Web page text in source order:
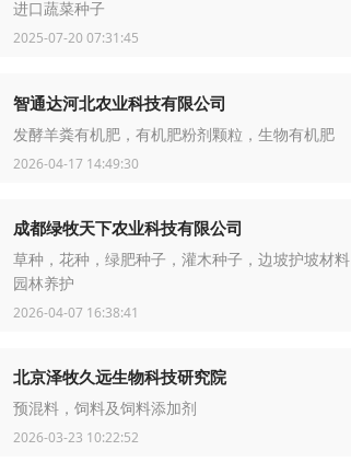
进口蔬菜种子
2025-07-20 07:31:45
智通达河北农业科技有限公司
发酵羊粪有机肥，有机肥粉剂颗粒，生物有机肥
2026-04-17 14:49:30
成都绿牧天下农业科技有限公司
草种，花种，绿肥种子，灌木种子，边坡护坡材
园林养护
2026-04-07 16:38:41
北京泽牧久远生物科技研究院
预混料，饲料及饲料添加剂
2026-03-23 10:22:52